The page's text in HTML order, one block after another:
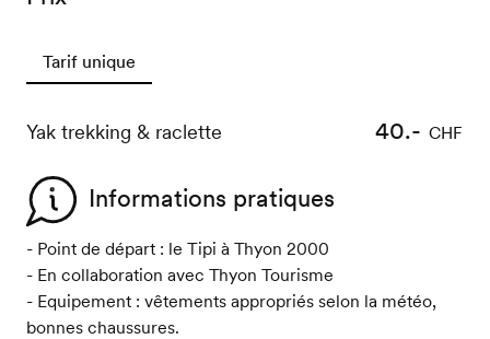
Tarif unique
Yak trekking & raclette 40.- CHF
Informations pratiques
- Point de départ : le Tipi à Thyon 2000
- En collaboration avec Thyon Tourisme
- Equipement : vêtements appropriés selon la météo,
bonnes chaussures.